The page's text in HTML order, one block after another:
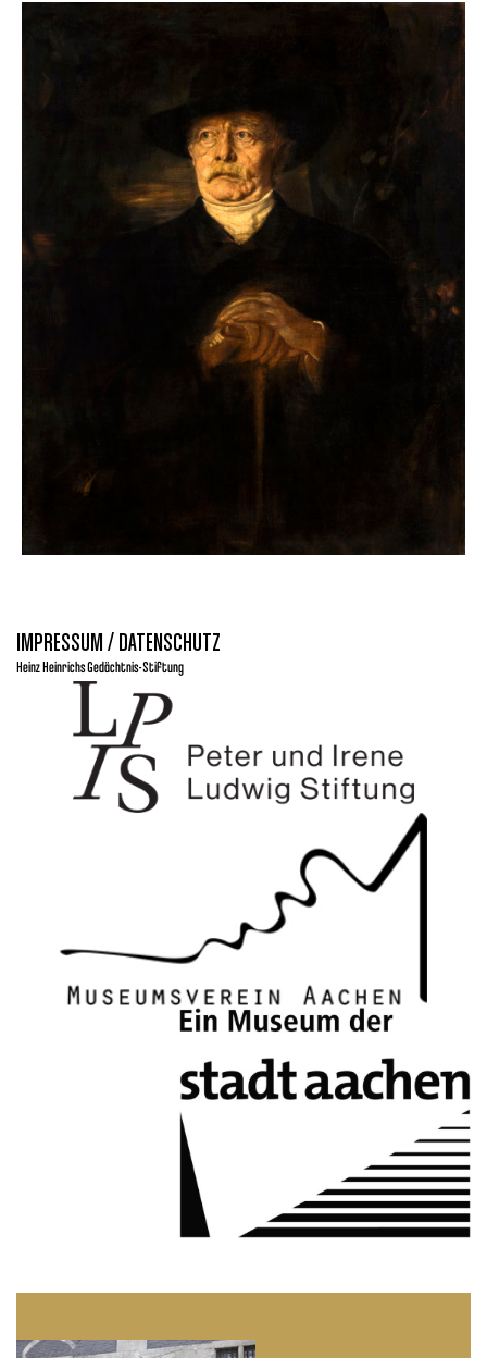
IMPRESSUM / DATENSCHUTZ
Heinz Heinrichs Gedächtnis-Stiftung